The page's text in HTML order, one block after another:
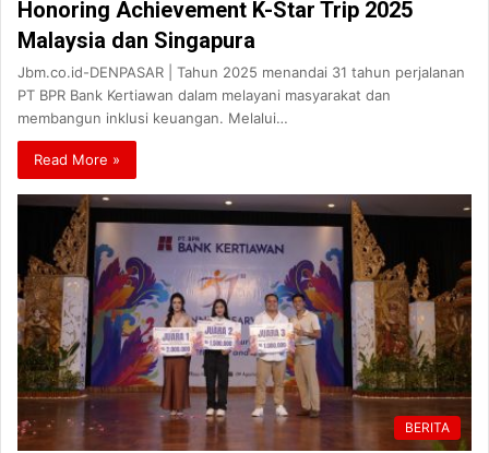
Honoring Achievement K-Star Trip 2025
Malaysia dan Singapura
Jbm.co.id-DENPASAR | Tahun 2025 menandai 31 tahun perjalanan
PT BPR Bank Kertiawan dalam melayani masyarakat dan
membangun inklusi keuangan. Melalui…
Read More »
BERITA